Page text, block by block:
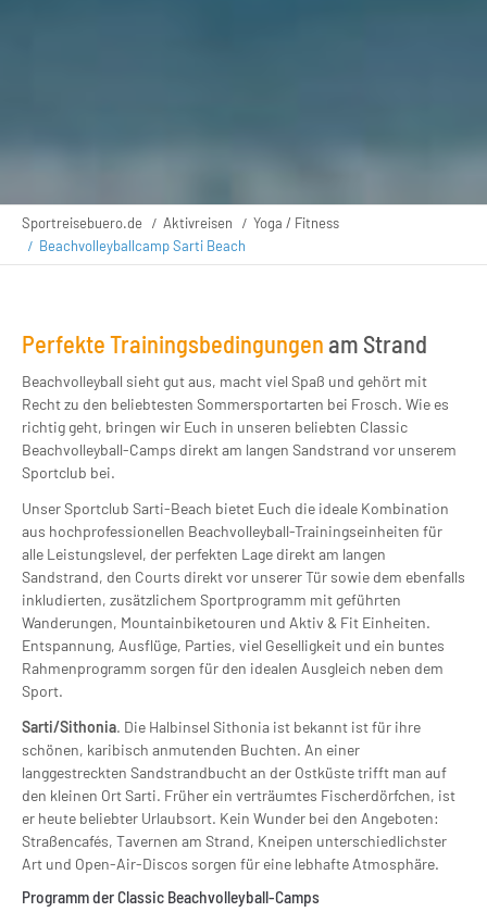
Sportreisebuero.de Aktivreisen
Yoga / Fitness
Beachvolleyballcamp Sarti Beach
Perfekte Trainingsbedingungenam Strand
Beachvolleyball sieht gut aus, macht viel Spaß und gehört mit
Recht zu den beliebtesten Sommersportarten bei Frosch. Wie es
richtig geht, bringen wir Euch in unseren beliebten Classic
Beachvolleyball-Camps direkt am langen Sandstrand vor unserem
Sportclub bei.
Unser Sportclub Sarti-Beach bietet Euch die ideale Kombination
aus hochprofessionellen Beachvolleyball-Trainingseinheiten für
alle Leistungslevel, der perfekten Lage direkt am langen
Sandstrand, den Courts direkt vor unserer Tür sowie dem ebenfalls
inkludierten, zusätzlichem Sportprogramm mit geführten
Wanderungen, Mountainbiketouren und Aktiv & Fit Einheiten.
Entspannung, Ausflüge, Parties, viel Geselligkeit und ein buntes
Rahmenprogramm sorgen für den idealen Ausgleich neben dem
Sport.
Sarti/Sithonia. Die Halbinsel Sithonia ist bekannt ist für ihre
schönen, karibisch anmutenden Buchten. An einer
langgestreckten Sandstrandbucht an der Ostküste trifft man auf
den kleinen Ort Sarti. Früher ein verträumtes Fischerdörfchen, ist
er heute beliebter Urlaubsort. Kein Wunder bei den Angeboten:
Straßencafés, Tavernen am Strand, Kneipen unterschiedlichster
Art und Open-Air-Discos sorgen für eine lebhafte Atmosphäre.
Programm der Classic Beachvolleyball-Camps